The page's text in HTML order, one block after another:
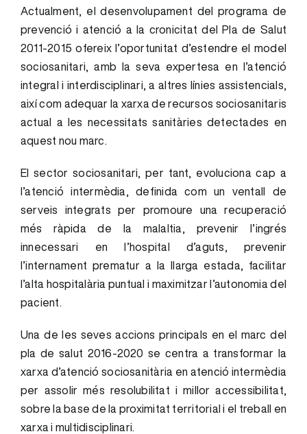
Actualment, el desenvolupament del programa de
prevenció i atenció a la cronicitat del Pla de Salut
2011-2015 ofereix l’oportunitat d’estendre el model
sociosanitari, amb la seva expertesa en l’atenció
integral i interdisciplinari, a altres línies assistencials,
així com adequar la xarxa de recursos sociosanitaris
actual a les necessitats sanitàries detectades en
aquest nou marc.
El sector sociosanitari, per tant, evoluciona cap a
l’atenció intermèdia, definida com un ventall de
serveis integrats per promoure una recuperació
més ràpida de la malaltia, prevenir l’ingrés
innecessari en l’hospital d’aguts, prevenir
l’internament prematur a la llarga estada, facilitar
l’alta hospitalària puntual i maximitzar l’autonomia del
pacient.
Una de les seves accions principals en el marc del
pla de salut 2016-2020 se centra a transformar la
xarxa d’atenció sociosanitària en atenció intermèdia
per assolir més resolubilitat i millor accessibilitat,
sobre la base de la proximitat territorial i el treball en
xarxa i multidisciplinari.